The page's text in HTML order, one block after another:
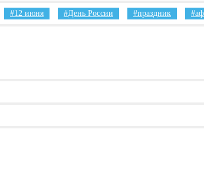
12 июня День России праздник